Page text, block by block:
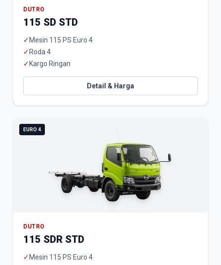
DUTRO
115 SD STD
✓ Mesin 115 PS Euro 4
✓ Roda 4
✓ Kargo Ringan
Detail & Harga
EURO 4
DUTRO
115 SDR STD
✓ Mesin 115 PS Euro 4